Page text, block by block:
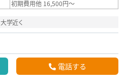
初期費用他 16,500円～
大学近く
電話する